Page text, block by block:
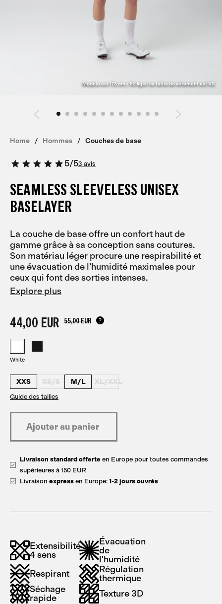
Modèle est 173 cm / 53 kg et sa taille de vêtement est XS
Home Hommes Couches de base
5/53 avis
SEAMLESS SLEEVELESS UNISEX
BASELAYER
La couche de base offre un confort haut de
gamme grâce à sa conception sans coutures.
Son matériau léger procure une respirabilité et
une évacuation de l’humidité maximales pour
ceux qui font des sorties intenses.
Explore plus
44,00 EUR 55,00 EUR
White
XXS XS/S M/L XL/XXL
Guide des tailles
Livraison standard offerte en Europe pour toutes commandes
supérieures à 150 EUR
Livraison express en Europe: 1-2 jours ouvrés
Extensibilité
4 sens
Évacuation
de
l'humidité
Respirant
Régulation
thermique
Séchage
rapide
Texture 3D